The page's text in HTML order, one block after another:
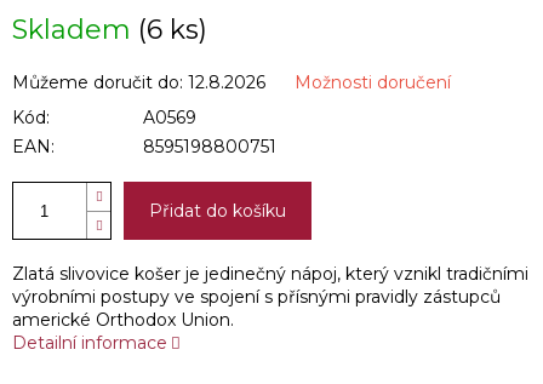
cena:
Skladem (6 ks)
Můžeme doručit do: 12.8.2026
Možnosti doručení
Kód:
A0569
EAN:
8595198800751
Přidat do košíku
Zlatá slivovice košer je jedinečný nápoj, který vznikl tradičními
výrobními postupy ve spojení s přísnými pravidly zástupců
americké Orthodox Union.
Detailní informace